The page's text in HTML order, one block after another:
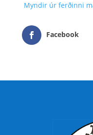
Myndir úr ferðinni
Facebook